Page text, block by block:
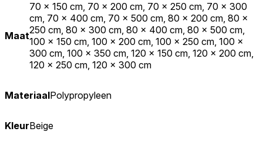
Maat
70 x 150 cm, 70 x 200 cm, 70 x 250 cm, 70 x 300
cm, 70 x 400 cm, 70 x 500 cm, 80 x 200 cm, 80 x
250 cm, 80 x 300 cm, 80 x 400 cm, 80 x 500 cm,
100 x 150 cm, 100 x 200 cm, 100 x 250 cm, 100 x
300 cm, 100 x 350 cm, 120 x 150 cm, 120 x 200 cm,
120 x 250 cm, 120 x 300 cm
MateriaalPolypropyleen
KleurBeige